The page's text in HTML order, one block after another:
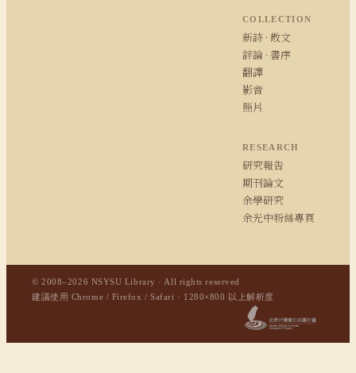
COLLECTION
新詩 · 散文
評論 · 書序
翻譯
影音
照片
RESEARCH
研究報告
期刊論文
余學研究
余光中粉絲專頁
© 2008–2026 NSYSU Library · All rights reserved
建議使用 Chrome / Firefox / Safari · 1280×800 以上解析度